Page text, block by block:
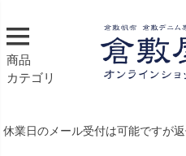
商品
カテゴリ
休業日のメール受付は可能ですが